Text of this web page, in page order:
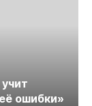
ошибки»